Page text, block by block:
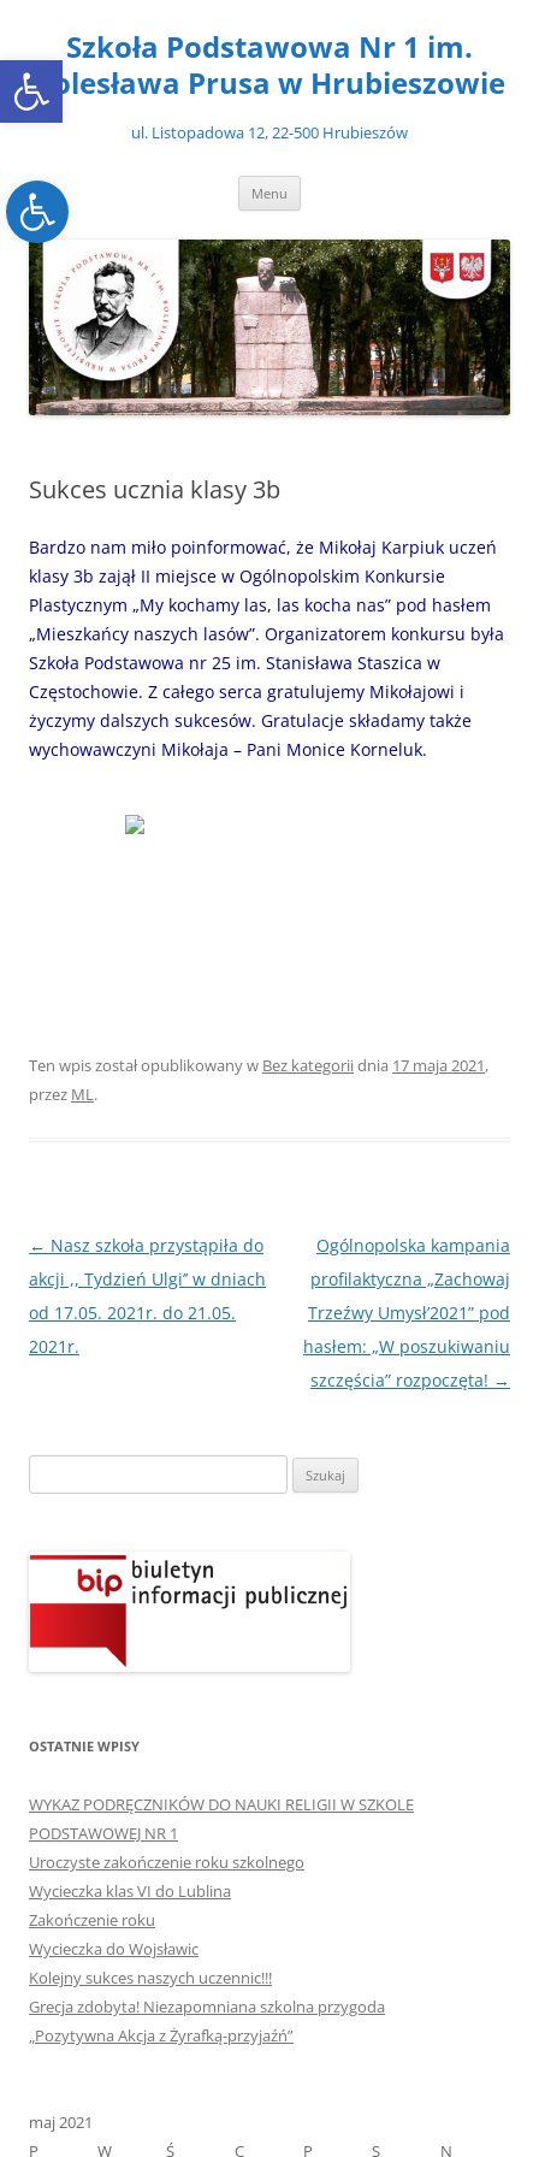
Open toolbar
Open toolbar
treściSzkoła Podstawowa Nr 1 im.
Bolesława Prusa w Hrubieszowie
ul. Listopadowa 12, 22-500 Hrubieszów
Menu
Sukces ucznia klasy 3b
Bardzo nam miło poinformować, że Mikołaj Karpiuk uczeń
klasy 3b zajął II miejsce w Ogólnopolskim Konkursie
Plastycznym „My kochamy las, las kocha nas” pod hasłem
„Mieszkańcy naszych lasów”. Organizatorem konkursu była
Szkoła Podstawowa nr 25 im. Stanisława Staszica w
Częstochowie. Z całego serca gratulujemy Mikołajowi i
życzymy dalszych sukcesów. Gratulacje składamy także
wychowawczyni Mikołaja – Pani Monice Korneluk.
Ten wpis został opublikowany w Bez kategoriidnia 17 maja 2021,
przez ML.
Nawigacja
wpisu
← Nasz szkoła przystąpiła do
akcji ,, Tydzień Ulgi’’ w dniach
od 17.05. 2021r. do 21.05.
2021r.
Ogólnopolska kampania
profilaktyczna „Zachowaj
Trzeźwy Umysł’2021” pod
hasłem: „W poszukiwaniu
szczęścia” rozpoczęta! →
OSTATNIE WPISY
WYKAZ PODRĘCZNIKÓW DO NAUKI RELIGII W SZKOLE
PODSTAWOWEJ NR 1
Uroczyste zakończenie roku szkolnego
Wycieczka klas VI do Lublina
Zakończenie roku
Wycieczka do Wojsławic
Kolejny sukces naszych uczennic!!!
Grecja zdobyta! Niezapomniana szkolna przygoda
„Pozytywna Akcja z Żyrafką-przyjaźń”
maj 2021
P
W Ś C P S N